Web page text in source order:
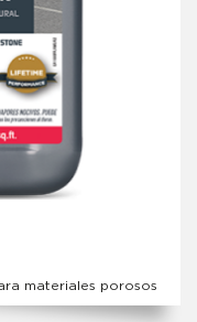
materiales porosos